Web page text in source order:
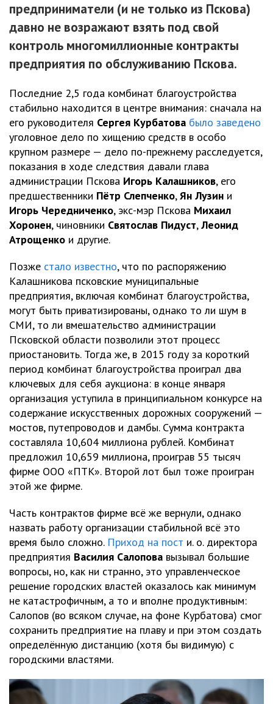
предприниматели (и не только из Пскова)
давно не возражают взять под свой
контроль многомиллионные контракты
предприятия по обслуживанию Пскова.
Последние 2,5 года комбинат благоустройства
стабильно находится в центре внимания: сначала на
его руководителя Сергея Курбатова было заведено
уголовное дело по хищению средств в особо
крупном размере — дело по-прежнему расследуется,
показания в ходе следствия давали глава
администрации Пскова Игорь Калашников, его
предшественники Пётр Слепченко,Ян Лузин и
Игорь Чередниченко, экс-мэр Пскова Михаил
Хоронен, чиновники Святослав Пидуст,Леонид
Атрощенко и другие.
Позже стало известно, что по распоряжению
Калашникова псковские муниципальные
предприятия, включая комбинат благоустройства,
могут быть приватизированы, однако то ли шум в
СМИ, то ли вмешательство администрации
Псковской области позволили этот процесс
приостановить. Тогда же, в 2015 году за короткий
период комбинат благоустройства проиграл два
ключевых для себя аукциона: в конце января
организация уступила в принципиальном конкурсе на
содержание искусственных дорожных сооружений —
мостов, путепроводов и дамбы. Сумма контракта
составляла 10,604 миллиона рублей. Комбинат
предложил 10,659 миллиона, проиграв 55 тысяч
фирме ООО «ПТК». Второй лот был тоже проигран
этой же фирме.
Часть контрактов фирме всё же вернули, однако
назвать работу организации стабильной всё это
время было сложно. Приход на пост и. о. директора
предприятия Василия Салопова вызывал большие
вопросы, но, как ни странно, это управленческое
решение городских властей оказалось как минимум
не катастрофичным, а то и вполне продуктивным:
Салопов (во всяком случае, на фоне Курбатова) смог
сохранить предприятие на плаву и при этом создать
определённую дистанцию (хотя бы видимую) с
городскими властями.